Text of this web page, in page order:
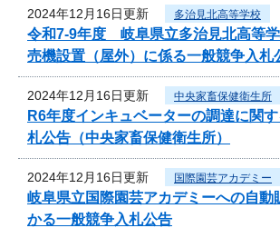
2024年12月16日更新 多治見北高等学校
令和7‐9年度 岐阜県立多治見北高等
売機設置（屋外）に係る一般競争入札
2024年12月16日更新 中央家畜保健衛生所
R6年度インキュベーターの調達に関
札公告（中央家畜保健衛生所）
2024年12月16日更新 国際園芸アカデミー
岐阜県立国際園芸アカデミーへの自動
かる一般競争入札公告